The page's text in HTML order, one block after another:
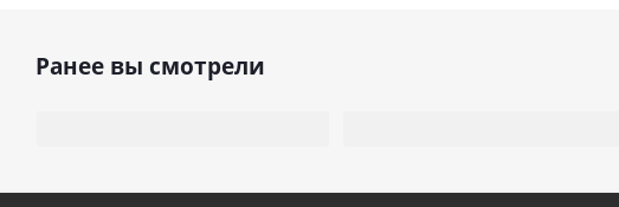
Ранее вы смотрели